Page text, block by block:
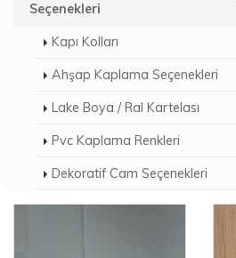
Seçenekleri
Kapı Kolları
Ahşap Kaplama Seçenekleri
Lake Boya / Ral Kartelası
Pvc Kaplama Renkleri
Dekoratif Cam Seçenekleri